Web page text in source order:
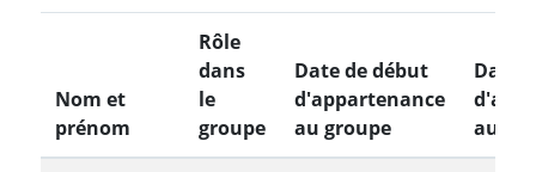
Nom et
prénom
Rôle
dans
le
groupe
Date de début
d'appartenance
au groupe
Date
au